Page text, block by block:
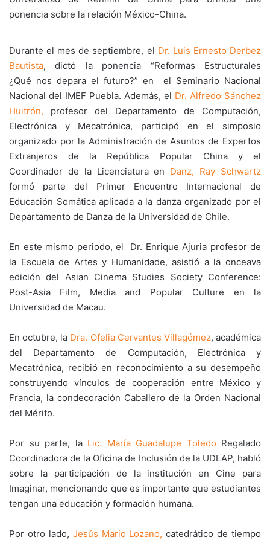
ponencia sobre la relación México-China.
Durante el mes de septiembre, el Dr. Luis Ernesto Derbez
Bautista, dictó la ponencia “Reformas Estructurales
¿Qué nos depara el futuro?” en el Seminario Nacional
Nacional del IMEF Puebla. Además, el Dr. Alfredo Sánchez
Huitrón, profesor del Departamento de Computación,
Electrónica y Mecatrónica, participó en el simposio
organizado por la Administración de Asuntos de Expertos
Extranjeros de la República Popular China y el
Coordinador de la Licenciatura en Danz, Ray Schwartz
formó parte del Primer Encuentro Internacional de
Educación Somática aplicada a la danza organizado por el
Departamento de Danza de la Universidad de Chile.
En este mismo periodo, el Dr. Enrique Ajuria profesor de
la Escuela de Artes y Humanidade, asistió a la onceava
edición del Asian Cinema Studies Society Conference:
Post-Asia Film, Media and Popular Culture en la
Universidad de Macau.
En octubre, la Dra. Ofelia Cervantes Villagómez, académica
del Departamento de Computación, Electrónica y
Mecatrónica, recibió en reconocimiento a su desempeño
construyendo vínculos de cooperación entre México y
Francia, la condecoración Caballero de la Orden Nacional
del Mérito.
Por su parte, la Lic. María Guadalupe Toledo Regalado
Coordinadora de la Oficina de Inclusión de la UDLAP, habló
sobre la participación de la institución en Cine para
Imaginar, mencionando que es importante que estudiantes
tengan una educación y formación humana.
Por otro lado, Jesús Mario Lozano, catedrático de tiempo